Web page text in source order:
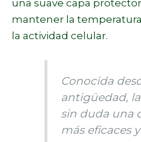
una suave capa
mantener la
la actividad celular.
Conocida
antigüedad, la
sin duda una
más eficaces